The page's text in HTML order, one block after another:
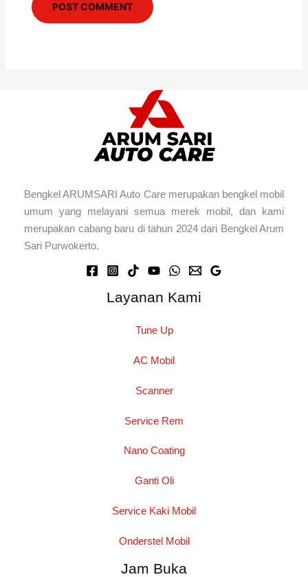
Bengkel ARUMSARI Auto Care merupakan bengkel mobil
umum yang melayani semua merek mobil, dan kami
merupakan cabang baru di tahun 2024 dari Bengkel Arum
Sari Purwokerto.
Layanan Kami
Tune Up
AC Mobil
Scanner
Service Rem
Nano Coating
Ganti Oli
Service Kaki Mobil
Onderstel Mobil
Jam Buka